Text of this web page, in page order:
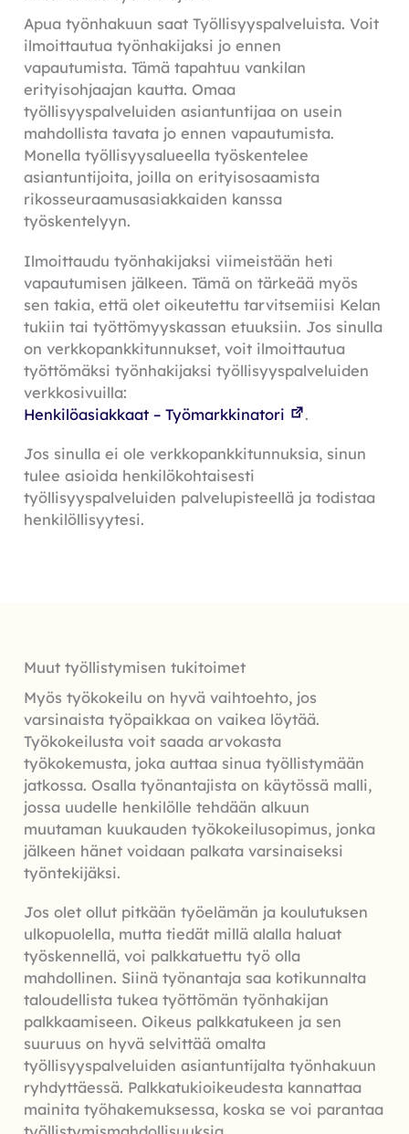
Apua työnhakuun saat Työllisyyspalveluista. Voit
ilmoittautua työnhakijaksi jo ennen
vapautumista. Tämä tapahtuu vankilan
erityisohjaajan kautta. Omaa
työllisyyspalveluiden asiantuntijaa on usein
mahdollista tavata jo ennen vapautumista.
Monella työllisyysalueella työskentelee
asiantuntijoita, joilla on erityisosaamista
rikosseuraamusasiakkaiden kanssa
työskentelyyn.
Ilmoittaudu työnhakijaksi viimeistään heti
vapautumisen jälkeen. Tämä on tärkeää myös
sen takia, että olet oikeutettu tarvitsemiisi Kelan
tukiin tai työttömyyskassan etuuksiin. Jos sinulla
on verkkopankkitunnukset, voit ilmoittautua
työttömäksi työnhakijaksi työllisyyspalveluiden
verkkosivuilla:
Henkilöasiakkaat – Työmarkkinatori
.
Jos sinulla ei ole verkkopankkitunnuksia, sinun
tulee asioida henkilökohtaisesti
työllisyyspalveluiden palvelupisteellä ja todistaa
henkilöllisyytesi.
Muut työllistymisen tukitoimet
Myös työkokeilu on hyvä vaihtoehto, jos
varsinaista työpaikkaa on vaikea löytää.
Työkokeilusta voit saada arvokasta
työkokemusta, joka auttaa sinua työllistymään
jatkossa. Osalla työnantajista on käytössä malli,
jossa uudelle henkilölle tehdään alkuun
muutaman kuukauden työkokeilusopimus, jonka
jälkeen hänet voidaan palkata varsinaiseksi
työntekijäksi.
Jos olet ollut pitkään työelämän ja koulutuksen
ulkopuolella, mutta tiedät millä alalla haluat
työskennellä, voi palkkatuettu työ olla
mahdollinen. Siinä työnantaja saa kotikunnalta
taloudellista tukea työttömän työnhakijan
palkkaamiseen. Oikeus palkkatukeen ja sen
suuruus on hyvä selvittää omalta
työllisyyspalveluiden asiantuntijalta työnhakuun
ryhdyttäessä. Palkkatukioikeudesta kannattaa
mainita työhakemuksessa, koska se voi parantaa